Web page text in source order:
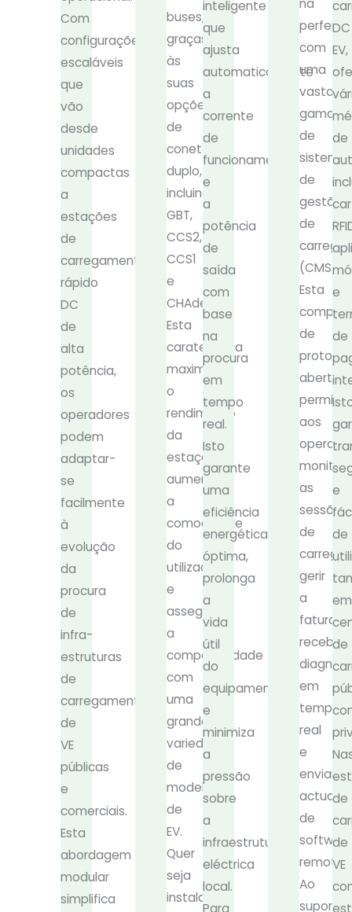
Com
configurações
escaláveis
que
vão
desde
unidades
compactas
a
estações
de
carregamento
rápido
DC
de
alta
potência,
os
operadores
podem
adaptar-
se
facilmente
à
evolução
da
procura
de
infra-
estruturas
de
carregamento
de
VE
públicas
e
comerciais.
Esta
abordagem
modular
simplifica
buses,
graças
às
suas
opções
de
conetor
duplo,
incluindo
GBT,
CCS2,
CCS1
e
CHAdeMO.
Esta
caraterística
maximiza
o
rendimento
da
estação,
aumenta
a
comodidade
do
utilizador
e
assegura
a
compatibilidade
com
uma
grande
variedade
de
modelos
de
EV.
Quer
seja
instalado
inteligente
que
ajusta
automaticamente
a
corrente
de
funcionamento
e
a
potência
de
saída
com
base
na
procura
em
tempo
real.
Isto
garante
uma
eficiência
energética
óptima,
prolonga
a
vida
útil
do
equipamento
e
minimiza
a
pressão
sobre
a
infraestrutura
eléctrica
local.
Para
na
com
uma
vasta
gama
de
de
gestão
de
(CMS).
Esta
de
aberto
permite
aos
as
sessões
de
gerir
a
receber
em
tempo
real
e
enviar
de
remotas.
Ao
suportar
DC
EV,
de
e
de
e
de
em
de
de
de
VE